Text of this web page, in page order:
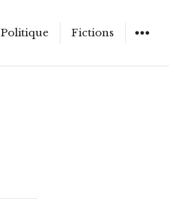
Politique Fictions